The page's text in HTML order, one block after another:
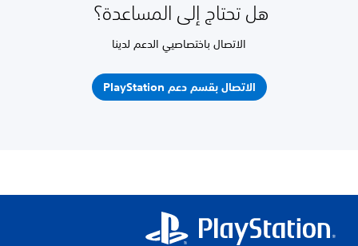
هل تحتاج إلى المساعدة؟
الاتصال باختصاصيي الدعم لدينا
الاتصال بقسم دعم PlayStation